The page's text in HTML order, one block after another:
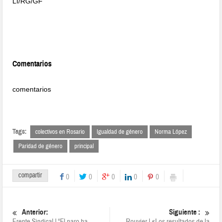
Comentarios
comentarios
Tags: colectivos en Rosario Igualdad de género
Norma López
Paridad de género
principal
compartir 0 0 0 0 0
Anterior: Siguiente :